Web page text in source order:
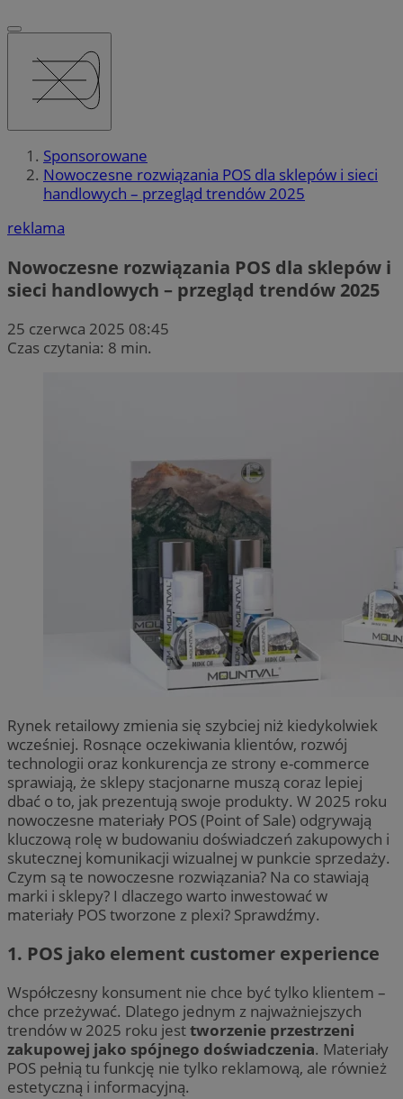
Sponsorowane
Nowoczesne rozwiązania POS dla sklepów i sieci
handlowych – przegląd trendów 2025
reklama
Nowoczesne rozwiązania POS dla sklepów i
sieci handlowych – przegląd trendów 2025
25 czerwca 2025 08:45
Czas czytania: 8 min.
Rynek retailowy zmienia się szybciej niż kiedykolwiek
wcześniej. Rosnące oczekiwania klientów, rozwój
technologii oraz konkurencja ze strony e-commerce
sprawiają, że sklepy stacjonarne muszą coraz lepiej
dbać o to, jak prezentują swoje produkty. W 2025 roku
nowoczesne materiały POS (Point of Sale) odgrywają
kluczową rolę w budowaniu doświadczeń zakupowych i
skutecznej komunikacji wizualnej w punkcie sprzedaży.
Czym są te nowoczesne rozwiązania? Na co stawiają
marki i sklepy? I dlaczego warto inwestować w
materiały POS tworzone z plexi? Sprawdźmy.
1. POS jako element customer experience
Współczesny konsument nie chce być tylko klientem –
chce przeżywać. Dlatego jednym z najważniejszych
trendów w 2025 roku jesttworzenie przestrzeni
zakupowej jako spójnego doświadczenia. Materiały
POS pełnią tu funkcję nie tylko reklamową, ale również
estetyczną i informacyjną.